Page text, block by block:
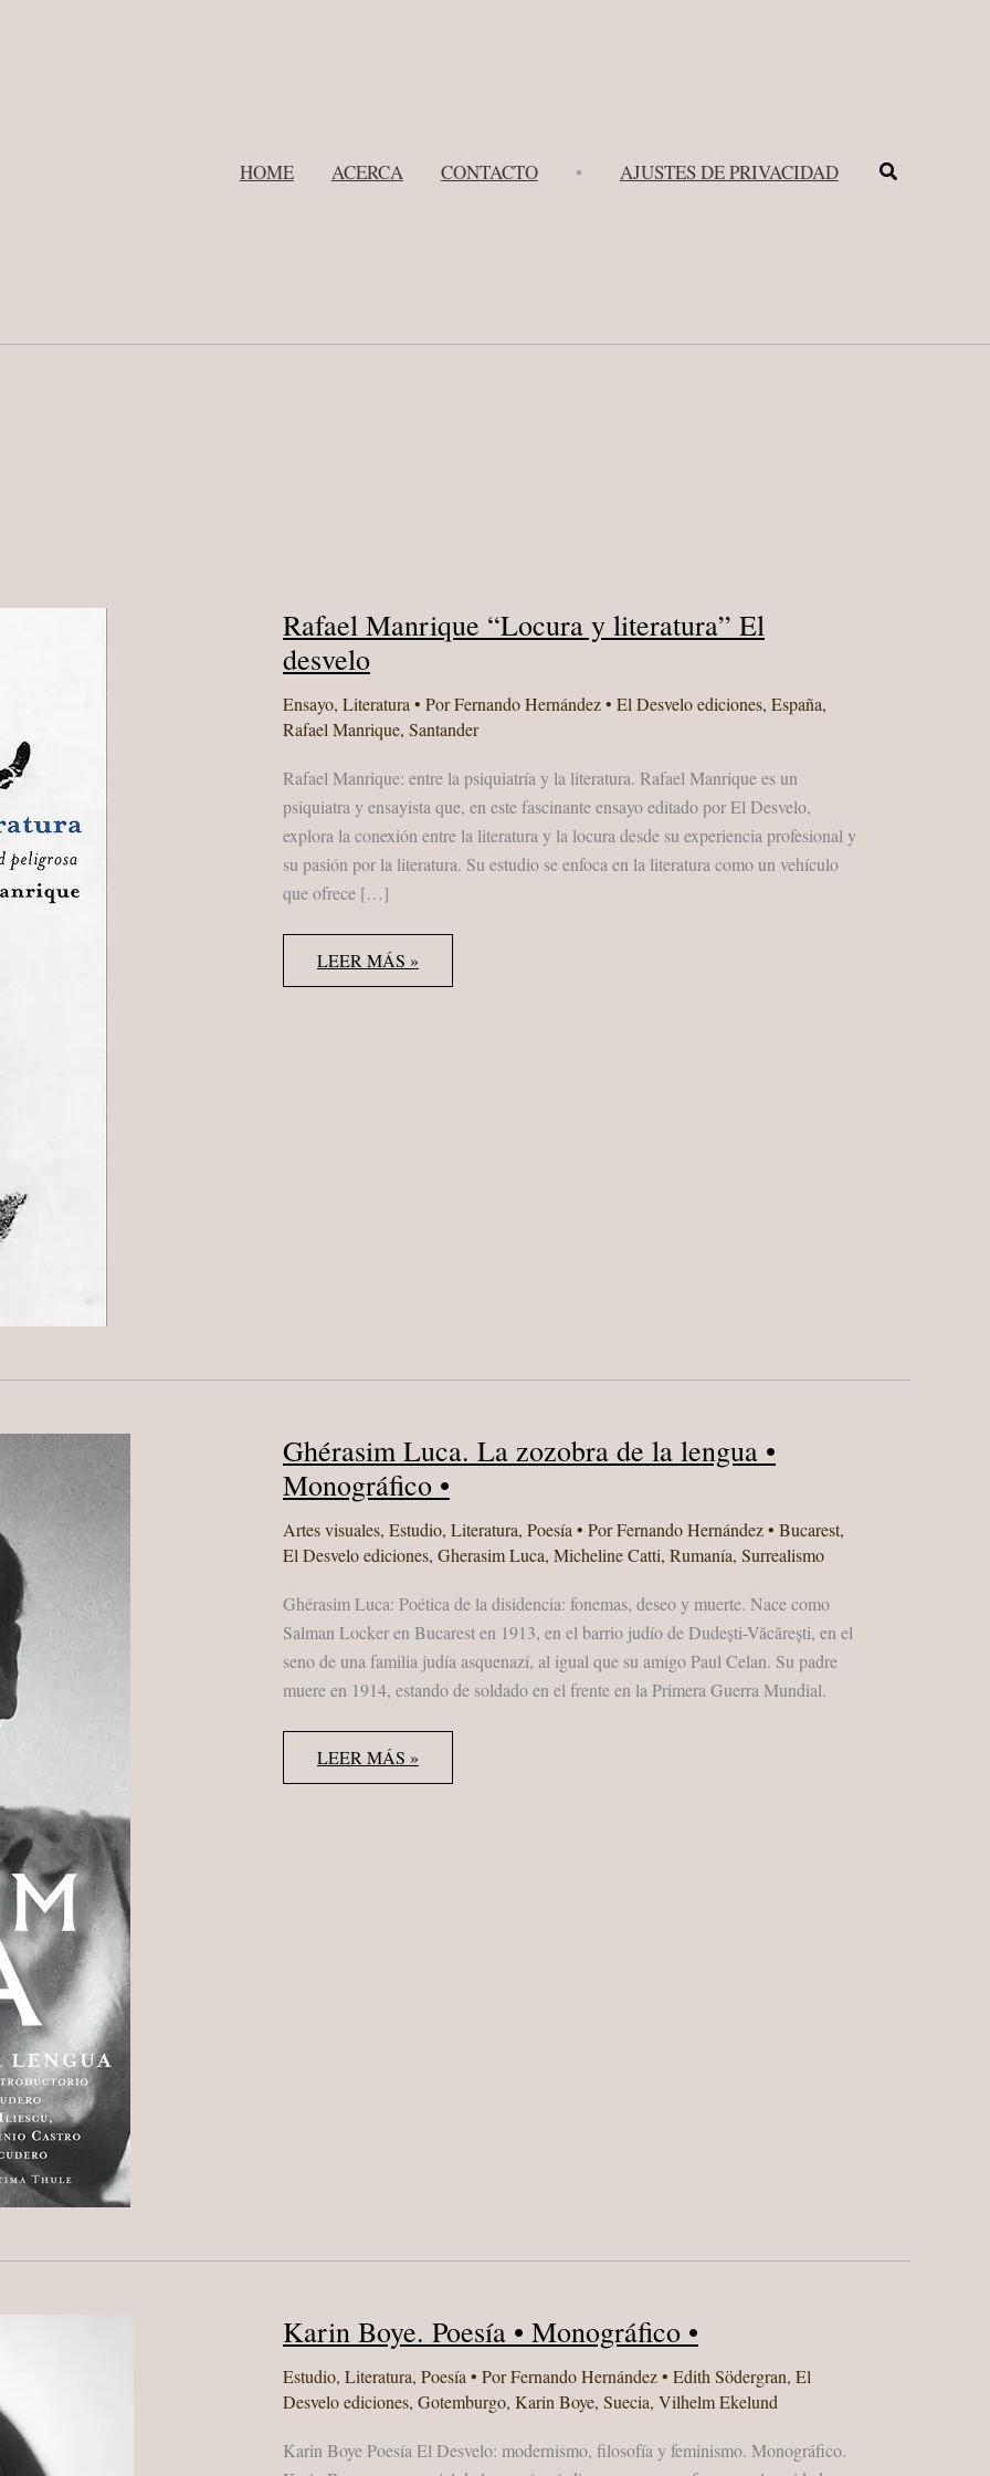
HOME ACERCA CONTACTO • AJUSTES DE PRIVACIDAD Buscar
Rafael Manrique “Locura y literatura” El
desvelo
Ensayo, Literatura• PorFernando Hernández• El Desvelo ediciones, España,
Rafael Manrique, Santander
Rafael Manrique: entre la psiquiatría y la literatura. Rafael Manrique es un
psiquiatra y ensayista que, en este fascinante ensayo editado por El Desvelo,
explora la conexión entre la literatura y la locura desde su experiencia profesional y
su pasión por la literatura. Su estudio se enfoca en la literatura como un vehículo
que ofrece […]
RAFAEL
MANRIQUE
“LOCURA
LEER MÁS »
Ghérasim Luca. La zozobra de la lengua •
Monográfico •
Artes visuales, Estudio, Literatura, Poesía• PorFernando Hernández• Bucarest,
El Desvelo ediciones, Gherasim Luca, Micheline Catti, Rumanía, Surrealismo
Ghérasim Luca: Poética de la disidencia: fonemas, deseo y muerte. Nace como
Salman Locker en Bucarest en 1913, en el barrio judío de Dudești-Văcărești, en el
seno de una familia judía asquenazí, al igual que su amigo Paul Celan. Su padre
muere en 1914, estando de soldado en el frente en la Primera Guerra Mundial.
GHÉRASIM
LUCA.
LA
LEER MÁS »
Karin Boye. Poesía • Monográfico •
Estudio, Literatura, Poesía• PorFernando Hernández• Edith Södergran, El
Desvelo ediciones, Gotemburgo, Karin Boye, Suecia, Vilhelm Ekelund
Karin Boye Poesía El Desvelo: modernismo, filosofía y feminismo. Monográfico.